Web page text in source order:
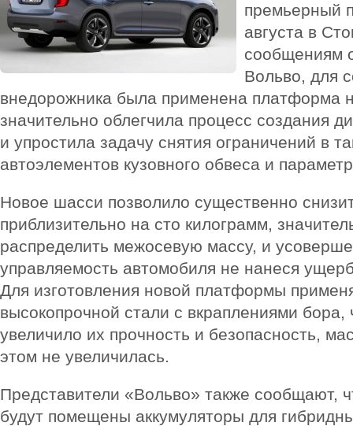
премьерный
августа в
сообщениям
Вольво, для
внедорожника была применена платформа
значительно облегчила процесс создания
и упростила задачу снятия ограничений в
автоэлементов кузовного обвеса и
Новое шасси позволило существенно
приблизительно на сто килограмм,
распределить межосевую массу, и
управляемость автомобиля не нанеся
Для изготовления новой платформы
высокопрочной стали с вкраплениями бора,
увеличило их прочность и безопасность,
этом не увеличилась.
Представители «Вольво» также сообщают,
будут помещены аккумуляторы для